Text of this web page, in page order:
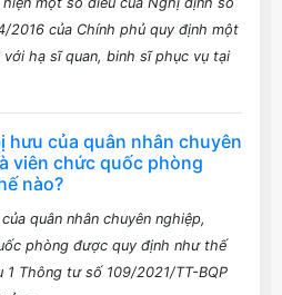
đã ra lệnh gọi khám sơ
trong diện gọi nhập ngũ năm
miễn hay tạm hoãn nghĩa vụ
hiện quy định về chế
hạ sĩ quan, binh sĩ phục
thân nhân của hạ sĩ
một số điều của Nghị định số
2016 của Chính phủ quy định một